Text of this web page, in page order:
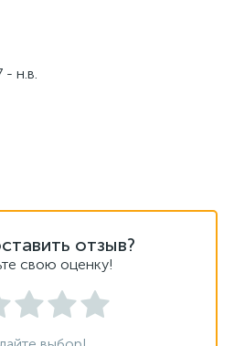
- н.в.
отзыв?
свою оценку!